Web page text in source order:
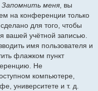
Запомнить меня , вы
на конференции только
для того, чтобы
вашей учётной записью.
имя пользователя и
флажком пункт
Не
компьютере,
университете и т. д.